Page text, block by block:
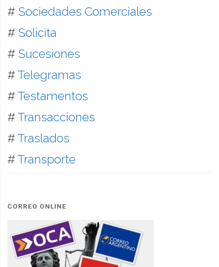
# Sociedades Comerciales
# Solicita
# Sucesiones
#Telegramas
#Testamentos
#Transacciones
#Traslados
#Transporte
CORREO ONLINE